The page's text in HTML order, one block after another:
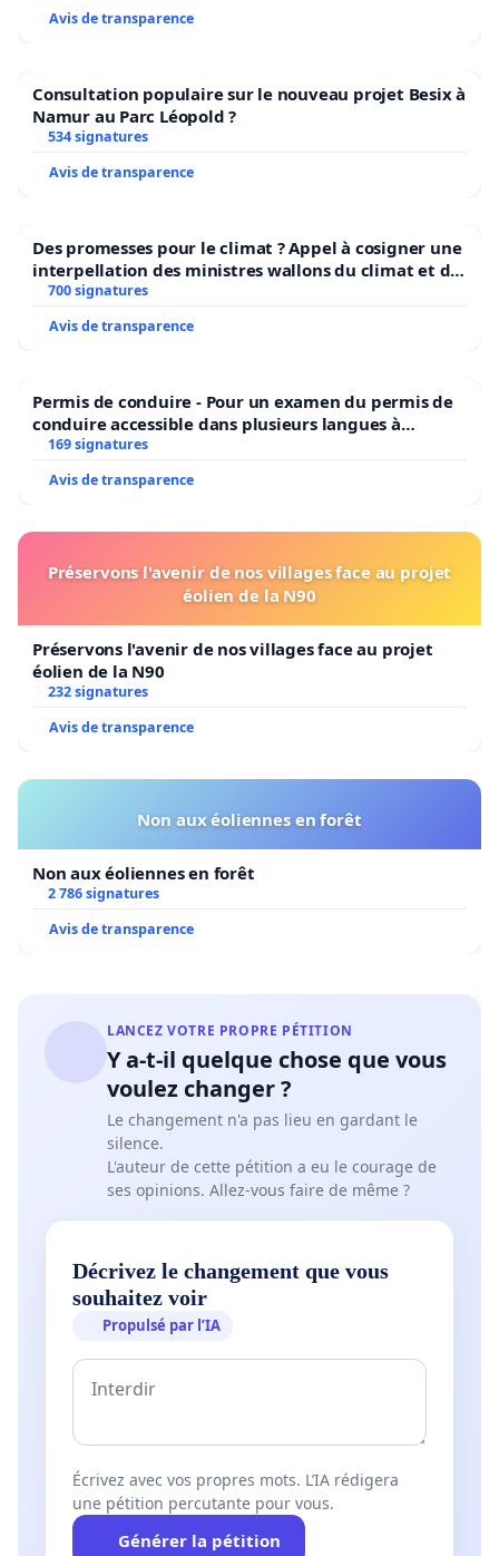
Avis de transparence
Consultation populaire sur le nouveau projet Besix à
Namur au Parc Léopold ?
534 signatures
Avis de transparence
Des promesses pour le climat ? Appel à cosigner une
interpellation des ministres wallons du climat et de
l’environnement.
700 signatures
Avis de transparence
Permis de conduire - Pour un examen du permis de
conduire accessible dans plusieurs langues à
Bruxelles
169 signatures
Avis de transparence
Préservons l'avenir de nos villages face au projet
éolien de la N90
Préservons l'avenir de nos villages face au projet
éolien de la N90
232 signatures
Avis de transparence
Non aux éoliennes en forêt
Non aux éoliennes en forêt
2 786 signatures
Avis de transparence
LANCEZ VOTRE PROPRE PÉTITION
Y a-t-il quelque chose que vous
voulez changer ?
Le changement n'a pas lieu en gardant le
silence.
L'auteur de cette pétition a eu le courage de
ses opinions. Allez-vous faire de même ?
Décrivez le changement que vous
souhaitez voir
Propulsé par l’IA
Écrivez avec vos propres mots. L’IA rédigera
une pétition percutante pour vous.
Générer la pétition